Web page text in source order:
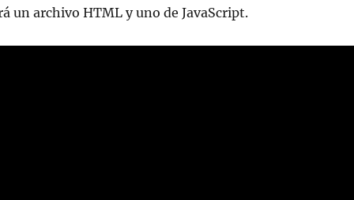
un archivo HTML y uno de JavaScript.